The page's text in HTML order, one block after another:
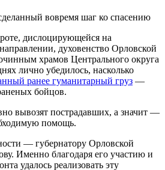
дислоцирующейся на
духовенство Орловской
храмов Центрального округа
лично убедилось, насколько
ранее гуманитарный груз —
бойцов.
вывозят пострадавших, а значит —
помощь.
— губернатору Орловской
Именно благодаря его участию и
удалось реализовать эту